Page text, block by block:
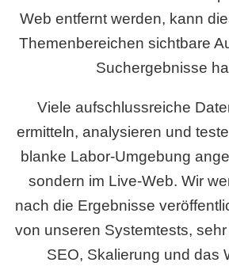
Web entfernt werden, kann
Themenbereichen sichtbare
Suchergebnisse
Viele aufschlussreiche
ermitteln, analysieren und
blanke Labor-Umgebung
sondern im Live-Web. Wir
nach die Ergebnisse
von unseren Systemtests,
SEO, Skalierung und das